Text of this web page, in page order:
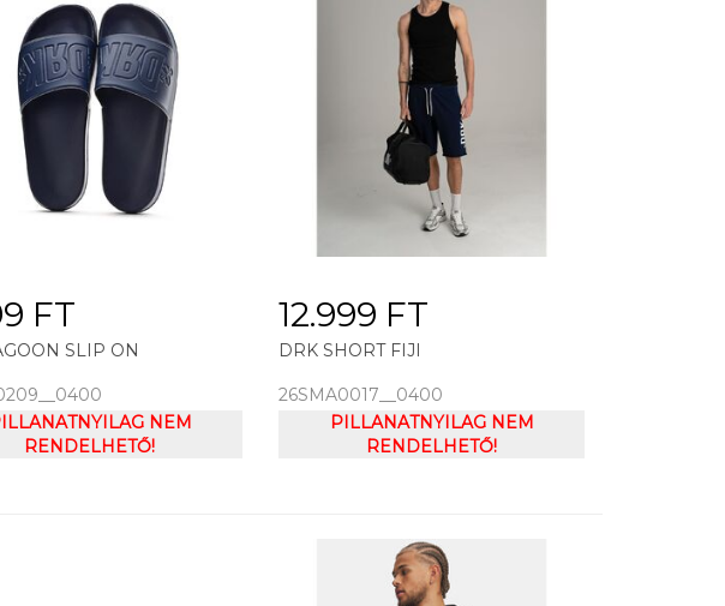
FT
SLIP ON
NEM
RENDELHETŐ!
12.999 FT
DRK SHORT FIJI
26SMA0017__0400
PILLANATNYILAG NEM
RENDELHETŐ!